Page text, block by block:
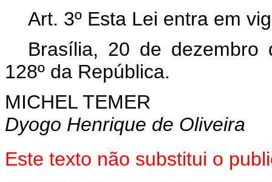
Art. 3º Esta Lei entra em
Brasília, 20 de dezembro
128º da República.
MICHEL TEMER
Dyogo Henrique de Oliveira
Este texto não substitui o